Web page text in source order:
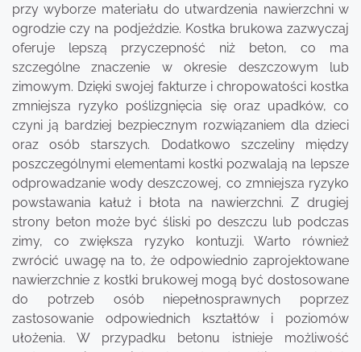
przy wyborze materiału do utwardzenia nawierzchni w
ogrodzie czy na podjeździe. Kostka brukowa zazwyczaj
oferuje lepszą przyczepność niż beton, co ma
szczególne znaczenie w okresie deszczowym lub
zimowym. Dzięki swojej fakturze i chropowatości kostka
zmniejsza ryzyko poślizgnięcia się oraz upadków, co
czyni ją bardziej bezpiecznym rozwiązaniem dla dzieci
oraz osób starszych. Dodatkowo szczeliny między
poszczególnymi elementami kostki pozwalają na lepsze
odprowadzanie wody deszczowej, co zmniejsza ryzyko
powstawania kałuż i błota na nawierzchni. Z drugiej
strony beton może być śliski po deszczu lub podczas
zimy, co zwiększa ryzyko kontuzji. Warto również
zwrócić uwagę na to, że odpowiednio zaprojektowane
nawierzchnie z kostki brukowej mogą być dostosowane
do potrzeb osób niepełnosprawnych poprzez
zastosowanie odpowiednich kształtów i poziomów
ułożenia. W przypadku betonu istnieje możliwość